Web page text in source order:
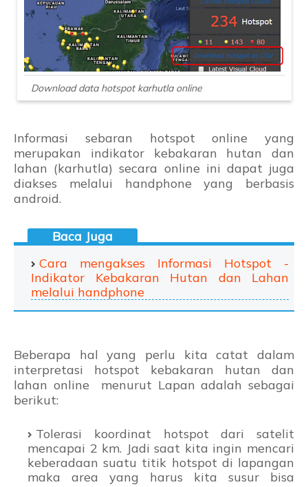
Download data hotspot karhutla online
Informasi sebaran hotspot online yang
merupakan indikator kebakaran hutan dan
lahan (karhutla) secara online ini dapat juga
diakses melalui handphone yang berbasis
android.
Cara mengakses Informasi Hotspot -
Indikator Kebakaran Hutan dan Lahan
melalui handphone
Beberapa hal yang perlu kita catat dalam
interpretasi hotspot kebakaran hutan dan
lahan online menurut Lapan adalah sebagai
berikut:
Tolerasi koordinat hotspot dari satelit
mencapai 2 km. Jadi saat kita ingin mencari
keberadaan suatu titik hotspot di lapangan
maka area yang harus kita susur bisa